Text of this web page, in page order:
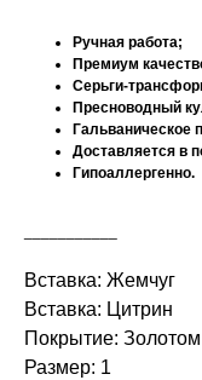
Ручная работа;
Премиум
Серьги-
Пресноводный
Гальваническое
Доставляется в
Гипоаллергенно.
Вставка: Жемчуг
Вставка: Цитрин
Покрытие:
Размер: 1